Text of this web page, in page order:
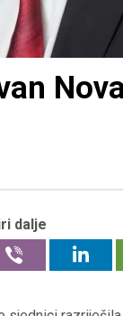
dalje